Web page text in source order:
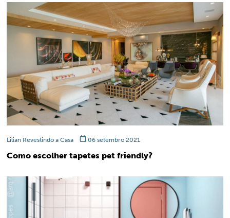
Lilian Revestindo a Casa 06 setembro 2021
Como escolher tapetes pet friendly?